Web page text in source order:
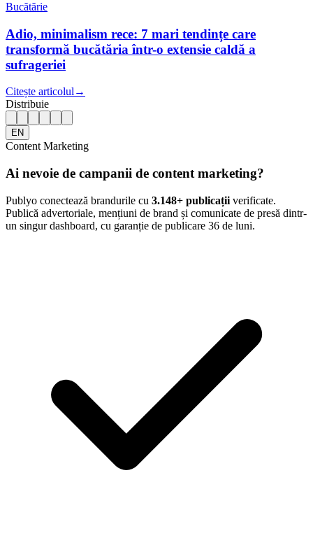
Bucătărie
Adio, minimalism rece: 7 mari tendințe care
transformă bucătăria într-o extensie caldă a
sufrageriei
Citește articolul →
Distribuie
EN
Content Marketing
Ai nevoie de campanii de content marketing?
Publyo conectează brandurile cu 3.148+ publicații verificate.
Publică advertoriale, mențiuni de brand și comunicate de presă dintr-
un singur dashboard, cu garanție de publicare 36 de luni.